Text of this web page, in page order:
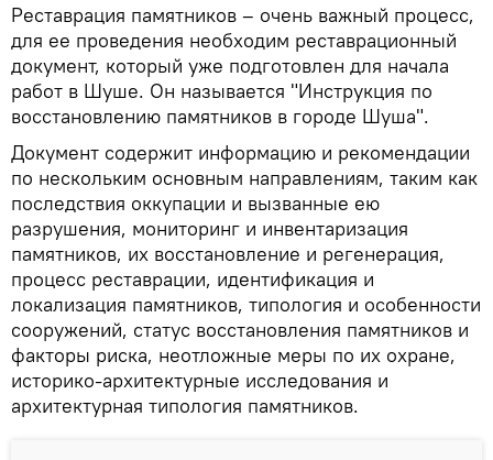
Реставрация памятников – очень важный процесс,
для ее проведения необходим реставрационный
документ, который уже подготовлен для начала
работ в Шуше. Он называется "Инструкция по
восстановлению памятников в городе Шуша".
Документ содержит информацию и рекомендации
по нескольким основным направлениям, таким как
последствия оккупации и вызванные ею
разрушения, мониторинг и инвентаризация
памятников, их восстановление и регенерация,
процесс реставрации, идентификация и
локализация памятников, типология и особенности
сооружений, статус восстановления памятников и
факторы риска, неотложные меры по их охране,
историко-архитектурные исследования и
архитектурная типология памятников.